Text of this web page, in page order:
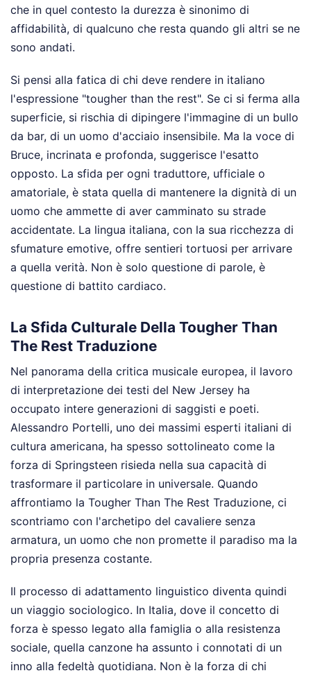
che in quel contesto la durezza è sinonimo di
affidabilità, di qualcuno che resta quando gli altri se ne
sono andati.
Si pensi alla fatica di chi deve rendere in italiano
l'espressione "tougher than the rest". Se ci si ferma alla
superficie, si rischia di dipingere l'immagine di un bullo
da bar, di un uomo d'acciaio insensibile. Ma la voce di
Bruce, incrinata e profonda, suggerisce l'esatto
opposto. La sfida per ogni traduttore, ufficiale o
amatoriale, è stata quella di mantenere la dignità di un
uomo che ammette di aver camminato su strade
accidentate. La lingua italiana, con la sua ricchezza di
sfumature emotive, offre sentieri tortuosi per arrivare
a quella verità. Non è solo questione di parole, è
questione di battito cardiaco.
La Sfida Culturale Della Tougher Than
The Rest Traduzione
Nel panorama della critica musicale europea, il lavoro
di interpretazione dei testi del New Jersey ha
occupato intere generazioni di saggisti e poeti.
Alessandro Portelli, uno dei massimi esperti italiani di
cultura americana, ha spesso sottolineato come la
forza di Springsteen risieda nella sua capacità di
trasformare il particolare in universale. Quando
affrontiamo la Tougher Than The Rest Traduzione, ci
scontriamo con l'archetipo del cavaliere senza
armatura, un uomo che non promette il paradiso ma la
propria presenza costante.
Il processo di adattamento linguistico diventa quindi
un viaggio sociologico. In Italia, dove il concetto di
forza è spesso legato alla famiglia o alla resistenza
sociale, quella canzone ha assunto i connotati di un
inno alla fedeltà quotidiana. Non è la forza di chi